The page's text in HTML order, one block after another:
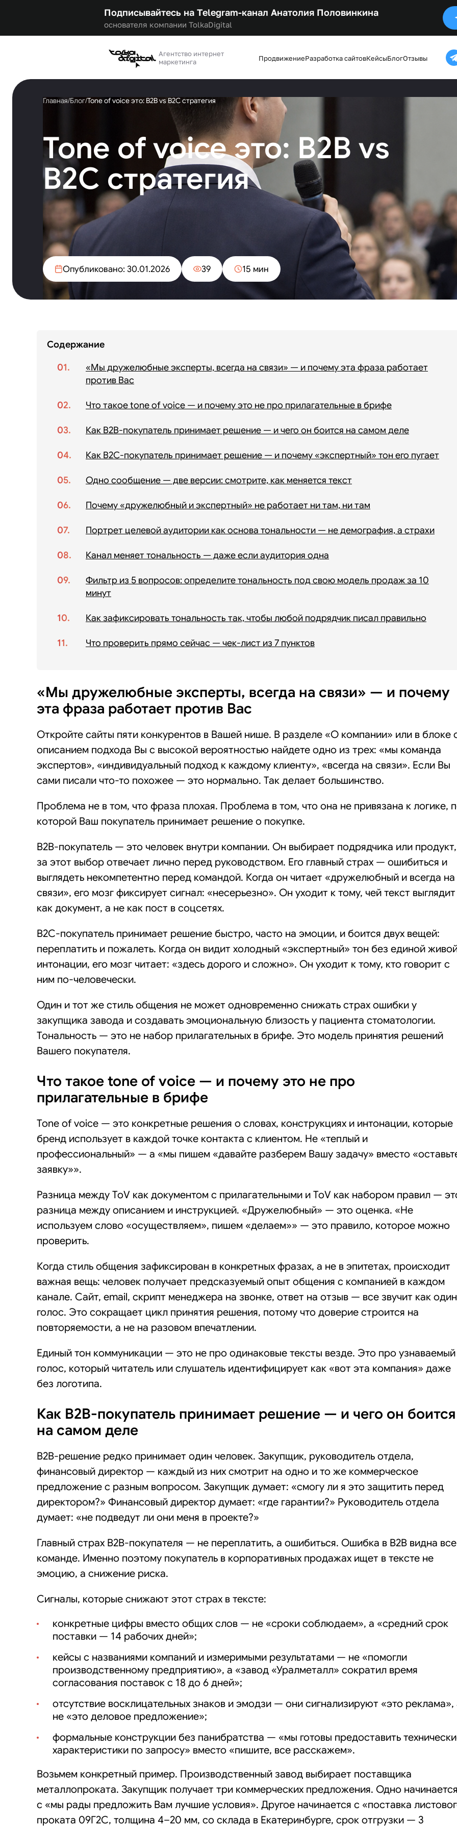
Подписывайтесь на Telegram-канал Анатолия Половинкина
основателя компании TolkaDigital
Агентство интернет
маркетинга
ПродвижениеРазработка сайтовКейсыБлогОтзывы
Главная/Блог/Tone of voice это: B2B vs B2C стратегия
Tone of voice это: B2B vs
B2C стратегия
Опубликовано: 30.01.2026 39 15 мин
Содержание
«Мы дружелюбные эксперты, всегда на связи» — и почему эта фраза работает
против Вас
Что такое tone of voice — и почему это не про прилагательные в брифе
Как B2B-покупатель принимает решение — и чего он боится на самом деле
Как B2C-покупатель принимает решение — и почему «экспертный» тон его пугает
Одно сообщение — две версии: смотрите, как меняется текст
Почему «дружелюбный и экспертный» не работает ни там, ни там
Портрет целевой аудитории как основа тональности — не демография, а страхи
Канал меняет тональность — даже если аудитория одна
Фильтр из 5 вопросов: определите тональность под свою модель продаж за 10
минут
Как зафиксировать тональность так, чтобы любой подрядчик писал правильно
Что проверить прямо сейчас — чек-лист из 7 пунктов
«Мы дружелюбные эксперты, всегда на связи» — и почему
эта фраза работает против Вас
Откройте сайты пяти конкурентов в Вашей нише. В разделе «О компании» или в блоке
описанием подхода Вы с высокой вероятностью найдете одно из трех: «мы команда
экспертов», «индивидуальный подход к каждому клиенту», «всегда на связи». Если Вы
сами писали что-то похожее — это нормально. Так делает большинство.
Проблема не в том, что фраза плохая. Проблема в том, что она не привязана к логике,
которой Ваш покупатель принимает решение о покупке.
B2B-покупатель — это человек внутри компании. Он выбирает подрядчика или
за этот выбор отвечает лично перед руководством. Его главный страх — ошибиться и
выглядеть некомпетентно перед командой. Когда он читает «дружелюбный и всегда на
связи», его мозг фиксирует сигнал: «несерьезно». Он уходит к тому, чей текст выглядит
как документ, а не как пост в соцсетях.
B2C-покупатель принимает решение быстро, часто на эмоции, и боится двух вещей:
переплатить и пожалеть. Когда он видит холодный «экспертный» тон без единой
интонации, его мозг читает: «здесь дорого и сложно». Он уходит к тому, кто говорит с
ним по-человечески.
Один и тот же стиль общения не может одновременно снижать страх ошибки у
закупщика завода и создавать эмоциональную близость у пациента стоматологии.
Тональность — это не набор прилагательных в брифе. Это модель принятия решений
Вашего покупателя.
Что такое tone of voice — и почему это не про
прилагательные в брифе
Tone of voice — это конкретные решения о словах, конструкциях и интонации, которые
бренд использует в каждой точке контакта с клиентом. Не «теплый и
профессиональный» — а «мы пишем «давайте разберем Вашу задачу» вместо
заявку»».
Разница между ToV как документом с прилагательными и ToV как набором правил —
разница между описанием и инструкцией. «Дружелюбный» — это оценка. «Не
используем слово «осуществляем», пишем «делаем»» — это правило, которое можно
проверить.
Когда стиль общения зафиксирован в конкретных фразах, а не в эпитетах, происходит
важная вещь: человек получает предсказуемый опыт общения с компанией в каждом
канале. Сайт, email, скрипт менеджера на звонке, ответ на отзыв — все звучит как один
голос. Это сокращает цикл принятия решения, потому что доверие строится на
повторяемости, а не на разовом впечатлении.
Единый тон коммуникации — это не про одинаковые тексты везде. Это про узнаваемый
голос, который читатель или слушатель идентифицирует как «вот эта компания» даже
без логотипа.
Как B2B-покупатель принимает решение — и чего он боится
на самом деле
B2B-решение редко принимает один человек. Закупщик, руководитель отдела,
финансовый директор — каждый из них смотрит на одно и то же коммерческое
предложение с разным вопросом. Закупщик думает: «смогу ли я это защитить перед
директором?» Финансовый директор думает: «где гарантии?» Руководитель отдела
думает: «не подведут ли они меня в проекте?»
Главный страх B2B-покупателя — не переплатить, а ошибиться. Ошибка в B2B видна
команде. Именно поэтому покупатель в корпоративных продажах ищет в тексте не
эмоцию, а снижение риска.
Сигналы, которые снижают этот страх в тексте:
конкретные цифры вместо общих слов — не «сроки соблюдаем», а «средний срок
поставки — 14 рабочих дней»;
кейсы с названиями компаний и измеримыми результатами — не «помогли
производственному предприятию», а «завод «Уралметалл» сократил время
согласования поставок с 18 до 6 дней»;
отсутствие восклицательных знаков и эмодзи — они сигнализируют «это реклама»,
не «это деловое предложение»;
формальные конструкции без панибратства — «мы готовы предоставить
характеристики по запросу» вместо «пишите, все расскажем».
Возьмем конкретный пример. Производственный завод выбирает поставщика
металлопроката. Закупщик получает три коммерческих предложения. Одно
с «мы рады предложить Вам лучшие условия». Другое начинается с «поставка
проката 09Г2С, толщина 4–20 мм, со склада в Екатеринбурге, срок отгрузки — 3